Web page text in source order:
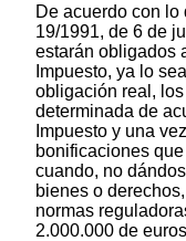
De acuerdo con
19/1991, de 6 de
estarán obligados
Impuesto, ya lo
obligación real,
determinada de
Impuesto y una
bonificaciones
cuando, no
bienes o
normas
2.000.000 de